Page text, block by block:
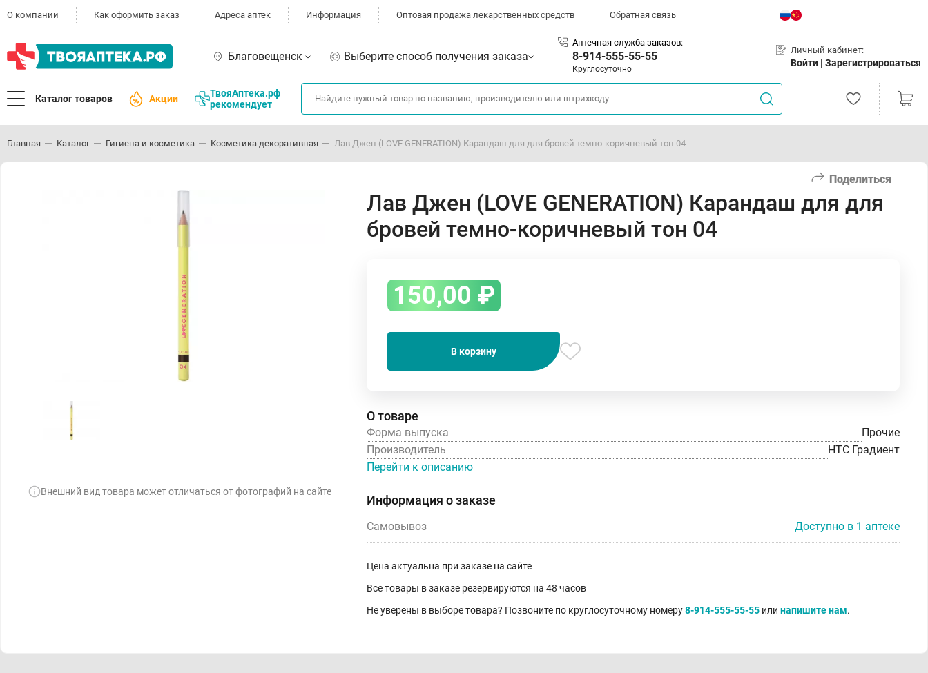
О компании Как оформить заказ Адреса аптек Информация Оптовая продажа лекарственных средств Обратная связь
Благовещенск Выберите способ получения заказа
Аптечная служба заказов:
8-914-555-55-55
Круглосуточно
Личный кабинет:
Войти | Зарегистрироваться
Каталог товаров Акции
ТвояАптека.рф
рекомендует
Главная Каталог Гигиена и косметика Косметика декоративная Лав Джен (LOVE GENERATION) Карандаш для для бровей темно-коричневый тон 04
Поделиться
Внешний вид товара может отличаться от фотографий на сайте
Лав Джен (LOVE GENERATION) Карандаш для для
бровей темно-коричневый тон 04
150,00 ₽
В корзину
О товаре
Форма выпуска
Прочие
Производитель
НТС Градиент
Перейти к описанию
Информация о заказе
Самовывоз Доступно в 1 аптеке
Цена актуальна при заказе на сайте
Все товары в заказе резервируются на 48 часов
Не уверены в выборе товара? Позвоните по круглосуточному номеру8-914-555-55-55 или напишите нам.